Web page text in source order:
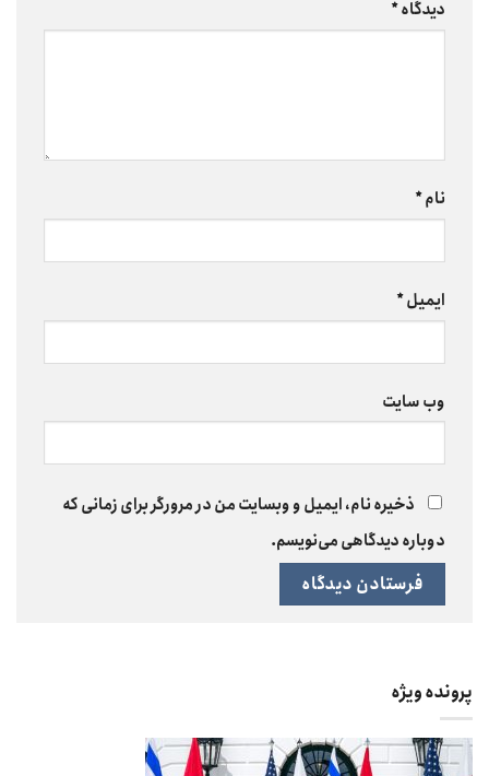
دیدگاه*
نام*
ایمیل*
وب‌ سایت
ذخیره نام، ایمیل و وبسایت من در مرورگر برای زمانی که
دوباره دیدگاهی می‌نویسم.
پرونده ویژه